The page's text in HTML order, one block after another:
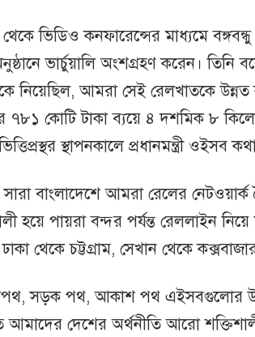
ভিডিও কনফারেন্সের মাধ্যমে
ভার্চুয়ালি অংশগ্রহণ করেন। তিনি
নিয়েছিল, আমরা সেই রেলখাতকে
৭৮১ কোটি টাকা ব্যয়ে ৪ দশমিক ৮
স্থাপনকালে প্রধানমন্ত্রী ওইসব
সারা বাংলাদেশে আমরা রেলের
হয়ে পায়রা বন্দর পর্যন্ত রেললাইন
থেকে চট্টগ্রাম, সেখান থেকে
সড়ক পথ, আকাশ পথ এইসবগুলোর
আমাদের দেশের অর্থনীতি আরো